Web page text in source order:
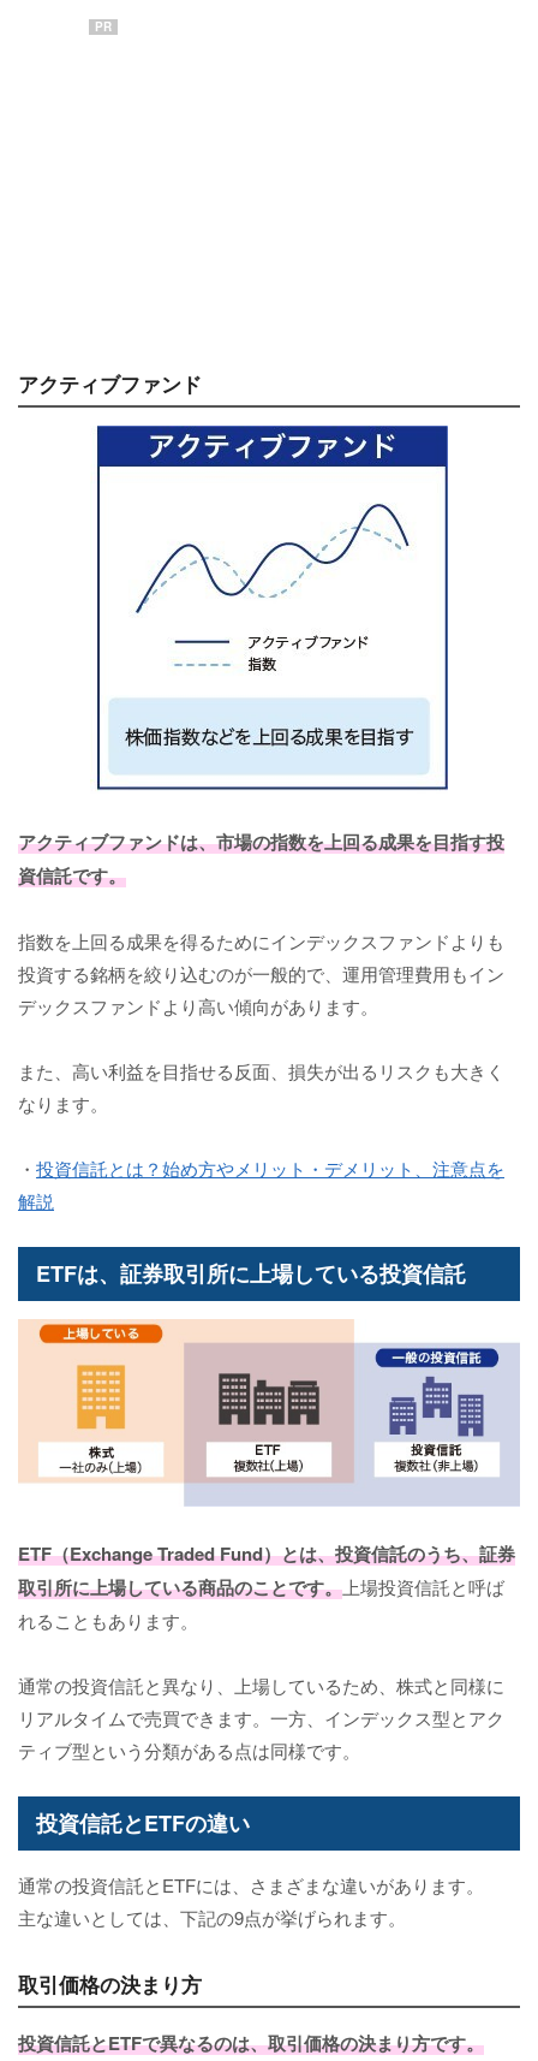
PR
アクティブファンド
アクティブファンドは、市場の指数を上回る成果を目指す投
資信託です。
指数を上回る成果を得るためにインデックスファンドよりも
投資する銘柄を絞り込むのが一般的で、運用管理費用もイン
デックスファンドより高い傾向があります。
また、高い利益を目指せる反面、損失が出るリスクも大きく
なります。
・ 投資信託とは？始め方やメリット・デメリット、注意点を
解説
ETFは、証券取引所に上場している投資信託
ETF（Exchange Traded Fund）とは、投資信託のうち、証券
取引所に上場している商品のことです。 上場投資信託と呼ば
れることもあります。
通常の投資信託と異なり、上場しているため、株式と同様に
リアルタイムで売買できます。一方、インデックス型とアク
ティブ型という分類がある点は同様です。
投資信託とETFの違い
通常の投資信託とETFには、さまざまな違いがあります。
主な違いとしては、下記の9点が挙げられます。
取引価格の決まり方
投資信託とETFで異なるのは、取引価格の決まり方です。